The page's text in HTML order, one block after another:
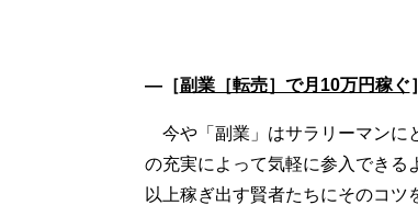
―［副業［転売］で月10万円稼ぐ
今や「副業」はサラリーマンに
の充実によって気軽に参入できる
以上稼ぎ出す賢者たちにそのコツ